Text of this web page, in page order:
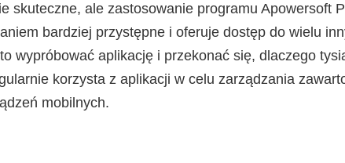
skuteczne, ale zastosowanie programu Apowersoft
bardziej przystępne i oferuje dostęp do wielu
wypróbować aplikację i przekonać się, dlaczego
korzysta z aplikacji w celu zarządzania
mobilnych.